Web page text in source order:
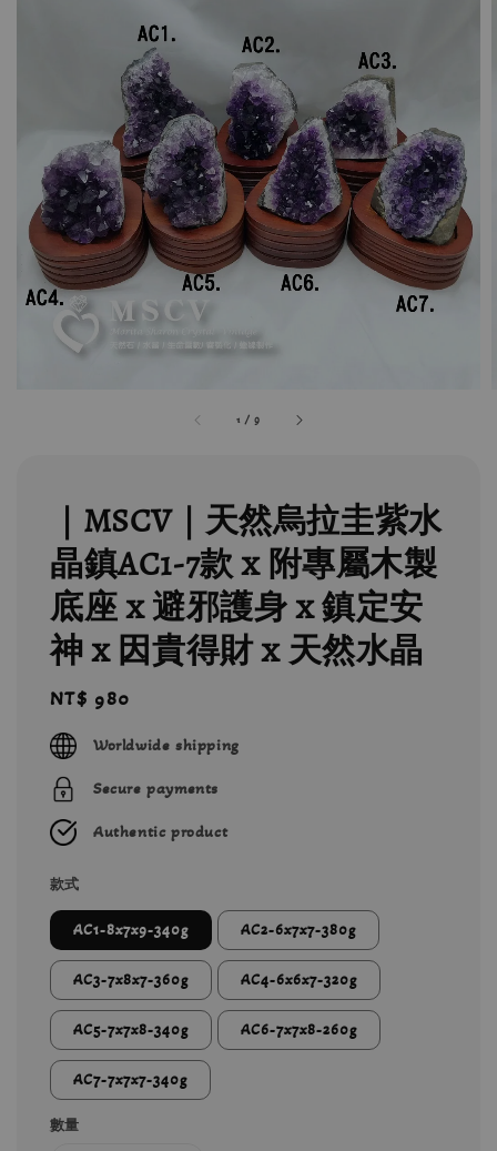
1 /9
｜MSCV｜天然烏拉圭紫水
晶鎮AC1-7款 x 附專屬木製
底座 x 避邪護身 x 鎮定安
神 x 因貴得財 x 天然水晶
Regular
price
NT$ 980
Worldwide shipping
Secure payments
Authentic product
款式
AC1-8x7x9-340g AC2-6x7x7-380g
AC3-7x8x7-360g AC4-6x6x7-320g
AC5-7x7x8-340g AC6-7x7x8-260g
AC7-7x7x7-340g
數量